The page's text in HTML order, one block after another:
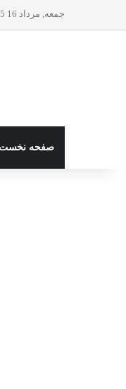
جمعه, مرداد 16 1405
صفحه نخست